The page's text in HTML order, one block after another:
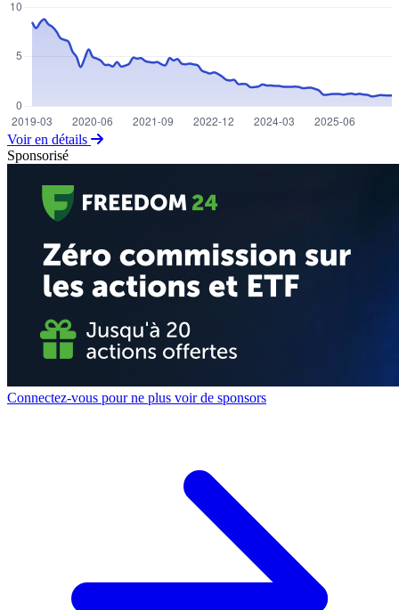
Voir en détails
Sponsorisé
Connectez-vous pour ne plus voir de sponsors